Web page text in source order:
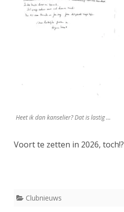
Heet ik dan kanselier? Dat is lastig …
Voort te zetten in 2026, toch!?
Clubnieuws